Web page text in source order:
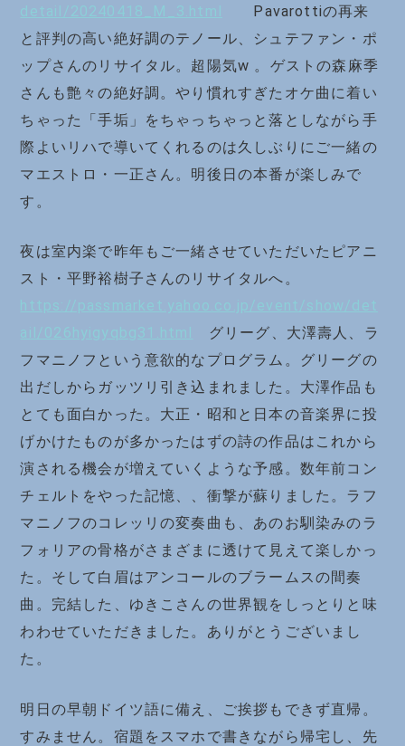
detail/20240418_M_3.html
Pavarottiの再来
と評判の高い絶好調のテノール、シュテファン・ポ
ップさんのリサイタル。超陽気w 。ゲストの森麻季
さんも艶々の絶好調。やり慣れすぎたオケ曲に着い
ちゃった「手垢」をちゃっちゃっと落としながら手
際よいリハで導いてくれるのは久しぶりにご一緒の
マエストロ・一正さん。明後日の本番が楽しみで
す。
夜は室内楽で昨年もご一緒させていただいたピアニ
スト・平野裕樹子さんのリサイタルへ。
https://passmarket.yahoo.co.jp/event/show/det
ail/026hyigyqbg31.html
グリーグ、大澤壽人、ラ
フマニノフという意欲的なプログラム。グリーグの
出だしからガッツリ引き込まれました。大澤作品も
とても面白かった。大正・昭和と日本の音楽界に投
げかけたものが多かったはずの詩の作品はこれから
演される機会が増えていくような予感。数年前コン
チェルトをやった記憶、、衝撃が蘇りました。ラフ
マニノフのコレッリの変奏曲も、あのお馴染みのラ
フォリアの骨格がさまざまに透けて見えて楽しかっ
た。そして白眉はアンコールのブラームスの間奏
曲。完結した、ゆきこさんの世界観をしっとりと味
わわせていただきました。ありがとうございまし
た。
明日の早朝ドイツ語に備え、ご挨拶もできず直帰。
すみません。宿題をスマホで書きながら帰宅し、先